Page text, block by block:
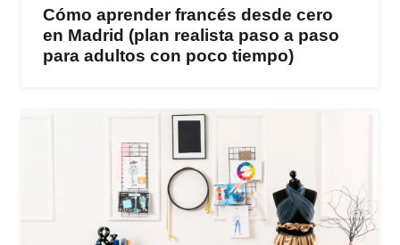
Cómo aprender francés desde cero
en Madrid (plan realista paso a paso
para adultos con poco tiempo)